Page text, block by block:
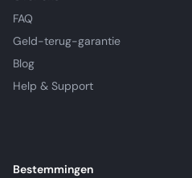
FAQ
Geld-terug-garantie
Blog
Help & Support
Bestemmingen